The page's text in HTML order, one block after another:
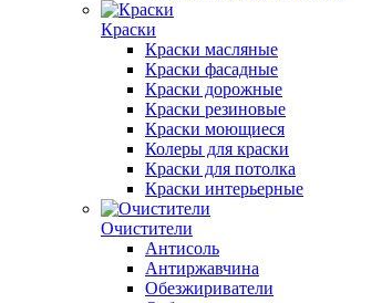
Краски
Краски масляные
Краски фасадные
Краски дорожные
Краски резиновые
Краски моющиеся
Колеры для краски
Краски для потолка
Краски интерьерные
Очистители
Антисоль
Антиржавчина
Обезжириватели